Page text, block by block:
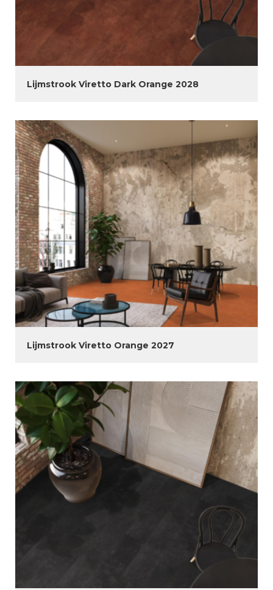
Lijmstrook Viretto Dark Orange 2028
Lijmstrook Viretto Orange 2027